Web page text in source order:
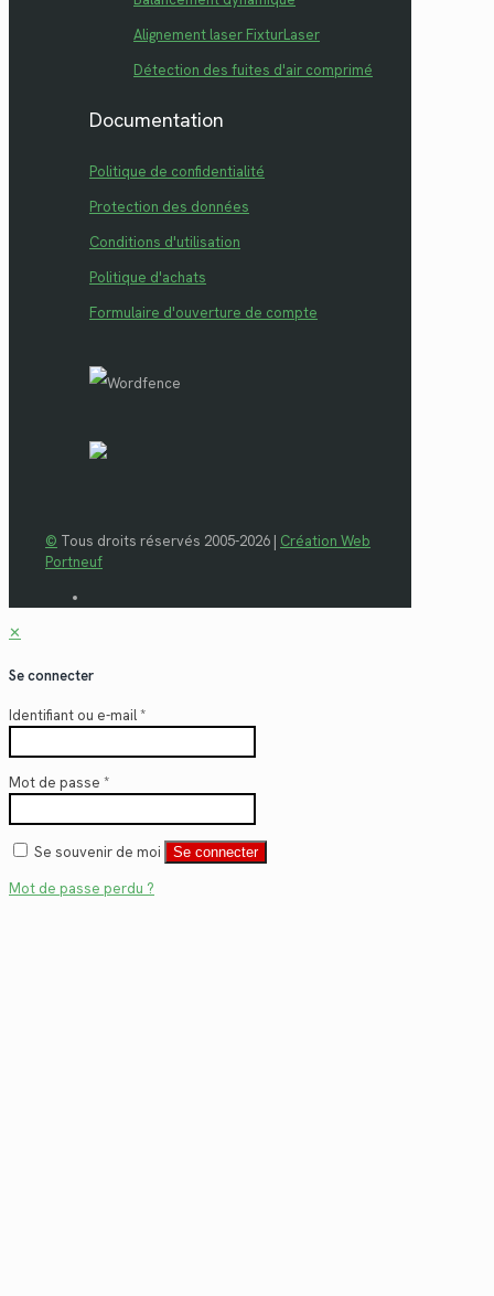
Alignement laser FixturLaser
Détection des fuites d'air comprimé
Documentation
Politique de confidentialité
Protection des données
Conditions d'utilisation
Politique d'achats
Formulaire d'ouverture de compte
© Tous droits réservés 2005-2026 | Création Web
Portneuf
✕
Se connecter
Identifiant ou e-mail*
Mot de passe *
Se souvenir de moi Se connecter
Mot de passe perdu ?